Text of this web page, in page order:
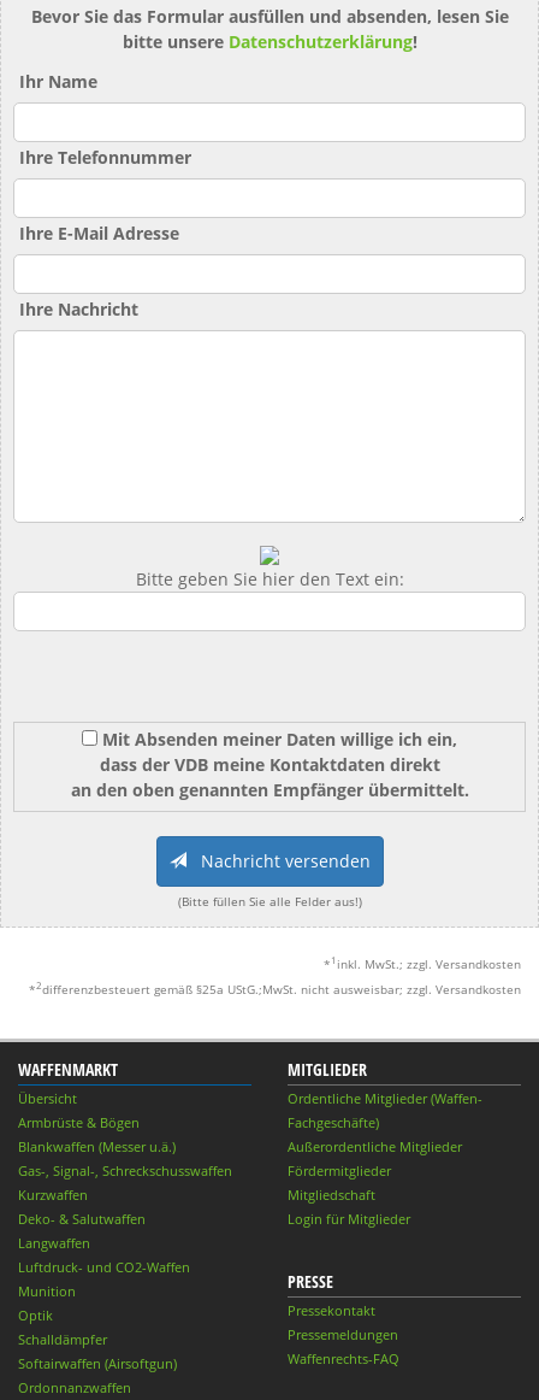
Bevor Sie das Formular ausfüllen und absenden, lesen Sie
bitte unsere Datenschutzerklärung!
Ihr Name
Ihre Telefonnummer
Ihre E-Mail Adresse
Ihre Nachricht
Bitte geben Sie hier den Text ein:
Mit Absenden meiner Daten willige ich ein,
dass der VDB meine Kontaktdaten direkt
an den oben genannten Empfänger übermittelt.
Nachricht versenden
(Bitte füllen Sie alle Felder aus!)
* 1 inkl. MwSt.; zzgl. Versandkosten
*2differenzbesteuert gemäß §25a UStG.;MwSt. nicht ausweisbar; zzgl. Versandkosten
WAFFENMARKT
Übersicht
Armbrüste & Bögen
Blankwaffen (Messer u.ä.)
Gas-, Signal-, Schreckschusswaffen
Kurzwaffen
Deko- & Salutwaffen
Langwaffen
Luftdruck- und CO2-Waffen
Munition
Optik
Schalldämpfer
Softairwaffen (Airsoftgun)
Ordonnanzwaffen
MITGLIEDER
Ordentliche Mitglieder (Waffen-
Fachgeschäfte)
Außerordentliche Mitglieder
Fördermitglieder
Mitgliedschaft
Login für Mitglieder
PRESSE
Pressekontakt
Pressemeldungen
Waffenrechts-FAQ